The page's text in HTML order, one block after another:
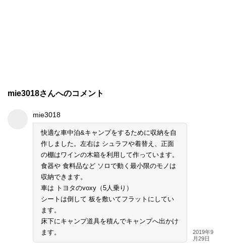
mie3018さんへのコメント
mie3018
快適な車中泊&キャンプをするために収納を自
作しました。左右は シュラフや着替え、正面
の棚はワインの木箱を利用して作っています。
食器や 食料品など ソロで動く最小限のモノは
収納できます。
車は トヨタのvoxy（5人乗り）
シートは倒して 板を敷いてフラットにしてい
ます。
床下にキャンプ道具を積んでキャンプへ出かけ
ます。
2019年9
月29日